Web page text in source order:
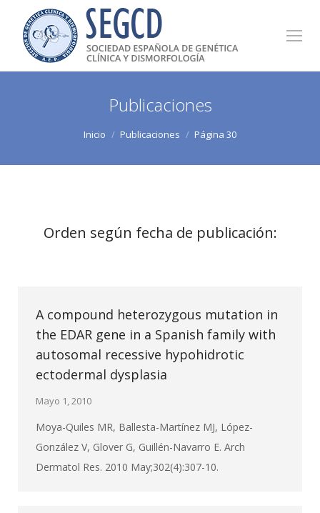
Publicaciones
Inicio Publicaciones Página 30
Orden según fecha de publicación:
A compound heterozygous mutation in
the EDAR gene in a Spanish family with
autosomal recessive hypohidrotic
ectodermal dysplasia
Mayo 1, 2010
Moya-Quiles MR, Ballesta-Martínez MJ, López-
González V, Glover G, Guillén-Navarro E. Arch
Dermatol Res. 2010 May;302(4):307-10.